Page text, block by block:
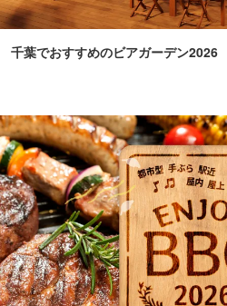
千葉でおすすめのビアガーデン2026